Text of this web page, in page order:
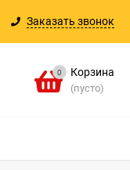
Заказать звонок
0 Корзина
(пусто)